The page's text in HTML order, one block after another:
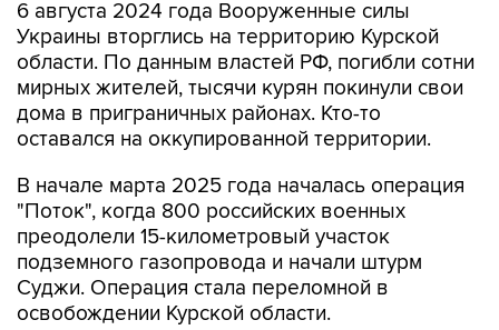
6 августа 2024 года Вооруженные силы
Украины вторглись на территорию Курской
области. По данным властей РФ, погибли сотни
мирных жителей, тысячи курян покинули свои
дома в приграничных районах. Кто-то
оставался на оккупированной территории.
В начале марта 2025 года началась операция
"Поток", когда 800 российских военных
преодолели 15-километровый участок
подземного газопровода и начали штурм
Суджи. Операция стала переломной в
освобождении Курской области.